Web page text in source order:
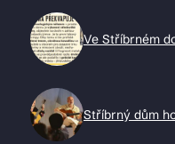
Ve Stříbrném
Stříbrný dům